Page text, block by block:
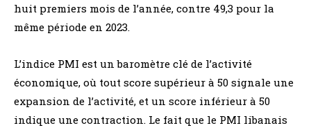
huit premiers mois de l’année, contre 49,3 pour la
même période en 2023.
L’indice PMI est un baromètre clé de l’activité
économique, où tout score supérieur à 50 signale une
expansion de l’activité, et un score inférieur à 50
indique une contraction. Le fait que le PMI libanais